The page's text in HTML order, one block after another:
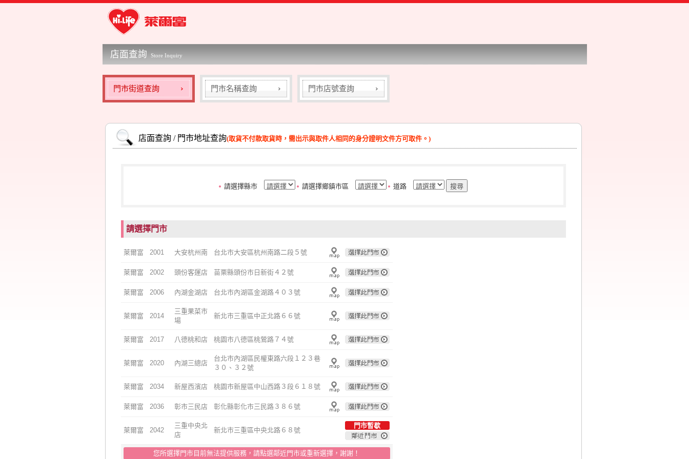
店面查詢 Store Inquiry
門市街道查詢 門市名稱查詢 門市店號查詢
店面查詢 / 門市地址查詢(取貨不付款取貨時，需出示與取件人相同的身分證明文件方可取件。)
請選擇縣市 請選擇鄉鎮市區 道路
請選擇門市
萊爾富 2001 大安杭州南 台北市大安區杭州南路二段５號
萊爾富 2002 頭份客運店 苗栗縣頭份市日新街４２號
萊爾富 2006 內湖金湖店 台北市內湖區金湖路４０３號
萊爾富 2014
三重果菜市
場
新北市三重區中正北路６６號
萊爾富 2017 八德桃和店 桃園市八德區桃鶯路７４號
萊爾富 2020 內湖三總店
台北市內湖區民權東路六段１２３巷
３０、３２號
萊爾富 2034 新屋西濱店 桃園市新屋區中山西路３段６１８號
萊爾富 2036 彰市三民店 彰化縣彰化市三民路３８６號
萊爾富 2042
三重中央北
店
新北市三重區中央北路６８號
門市暫歇
selStore
您所選擇門市目前無法提供服務，請點選鄰近門市或重新選擇，謝謝！